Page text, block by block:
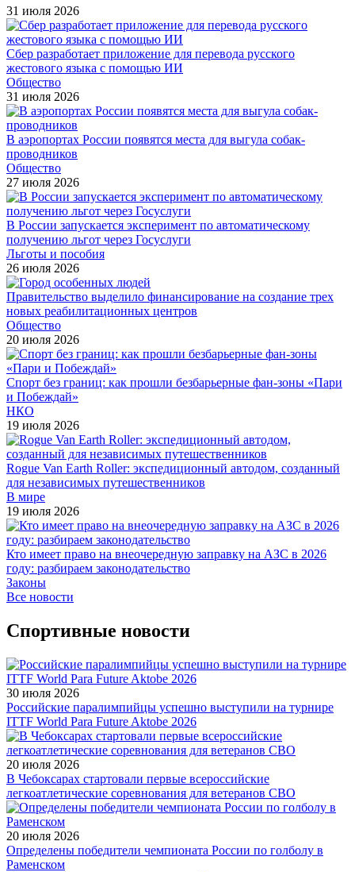
31 июля 2026
Сбер разработает приложение для перевода русского
жестового языка с помощью ИИ
Общество
31 июля 2026
В аэропортах России появятся места для выгула собак-
проводников
Общество
27 июля 2026
В России запускается эксперимент по автоматическому
получению льгот через Госуслуги
Льготы и пособия
26 июля 2026
Правительство выделило финансирование на создание трех
новых реабилитационных центров
Общество
20 июля 2026
Спорт без границ: как прошли безбарьерные фан-зоны «Пари
и Побеждай»
НКО
19 июля 2026
Rogue Van Earth Roller: экспедиционный автодом, созданный
для независимых путешественников
В мире
19 июля 2026
Кто имеет право на внеочередную заправку на АЗС в 2026
году: разбираем законодательство
Законы
Все новости
Спортивные новости
30 июля 2026
Российские паралимпийцы успешно выступили на турнире
ITTF World Para Future Aktobe 2026
20 июля 2026
В Чебоксарах стартовали первые всероссийские
легкоатлетические соревнования для ветеранов СВО
20 июля 2026
Определены победители чемпионата России по голболу в
Раменском